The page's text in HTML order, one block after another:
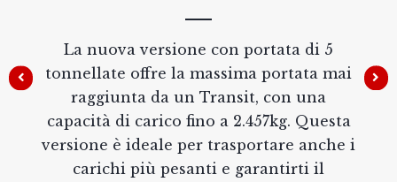
La nuova versione con portata di 5
tonnellate offre la massima portata mai
raggiunta da un Transit, con una
capacità di carico fino a 2.457kg. Questa
versione è ideale per trasportare anche i
carichi più pesanti e garantirti il